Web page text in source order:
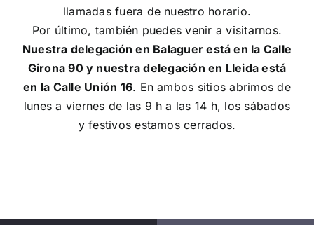
llamadas fuera de nuestro horario.
Por último, también puedes venir a visitarnos.
Nuestra delegación en Balaguer está en la Calle
Girona 90 y nuestra delegación en Lleida está
en la Calle Unión 16. En ambos sitios abrimos de
lunes a viernes de las 9 h a las 14 h, los sábados
y festivos estamos cerrados.